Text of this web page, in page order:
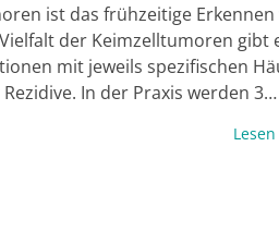
ist das frühzeitige Erkennen
der Keimzelltumoren gibt
mit jeweils spezifischen
In der Praxis werden 3
Stadien. In entsprechenden